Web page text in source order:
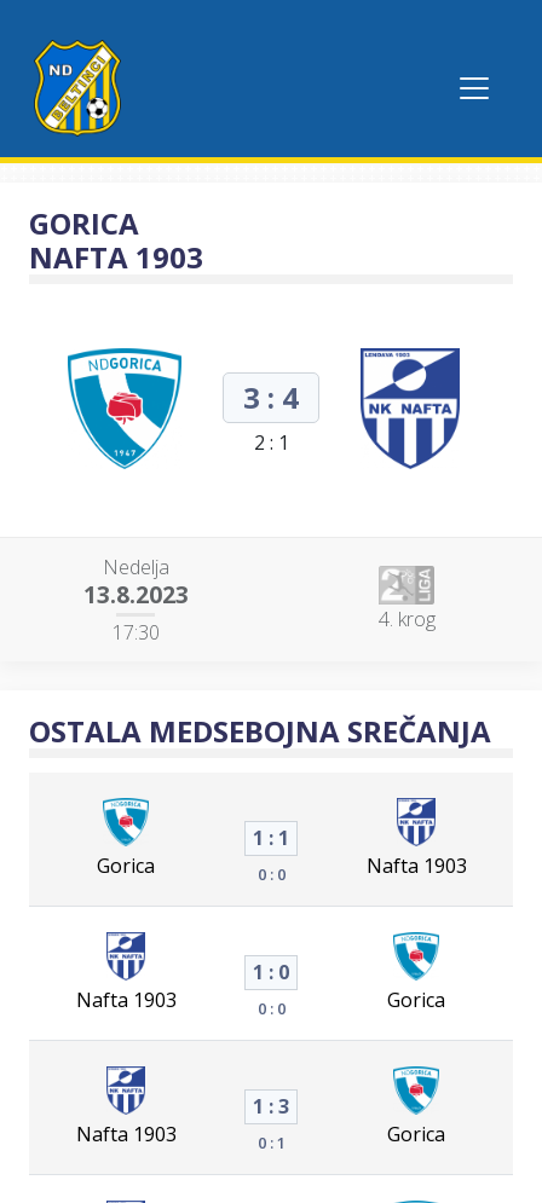
GORICA
NAFTA 1903
3 : 4
2 : 1
Nedelja
13.8.2023
17:30 4. krog
OSTALA MEDSEBOJNA SREČANJA
Gorica
1 : 1
0 : 0 Nafta 1903
Nafta 1903
1 : 0
0 : 0 Gorica
Nafta 1903
1 : 3
0 : 1 Gorica